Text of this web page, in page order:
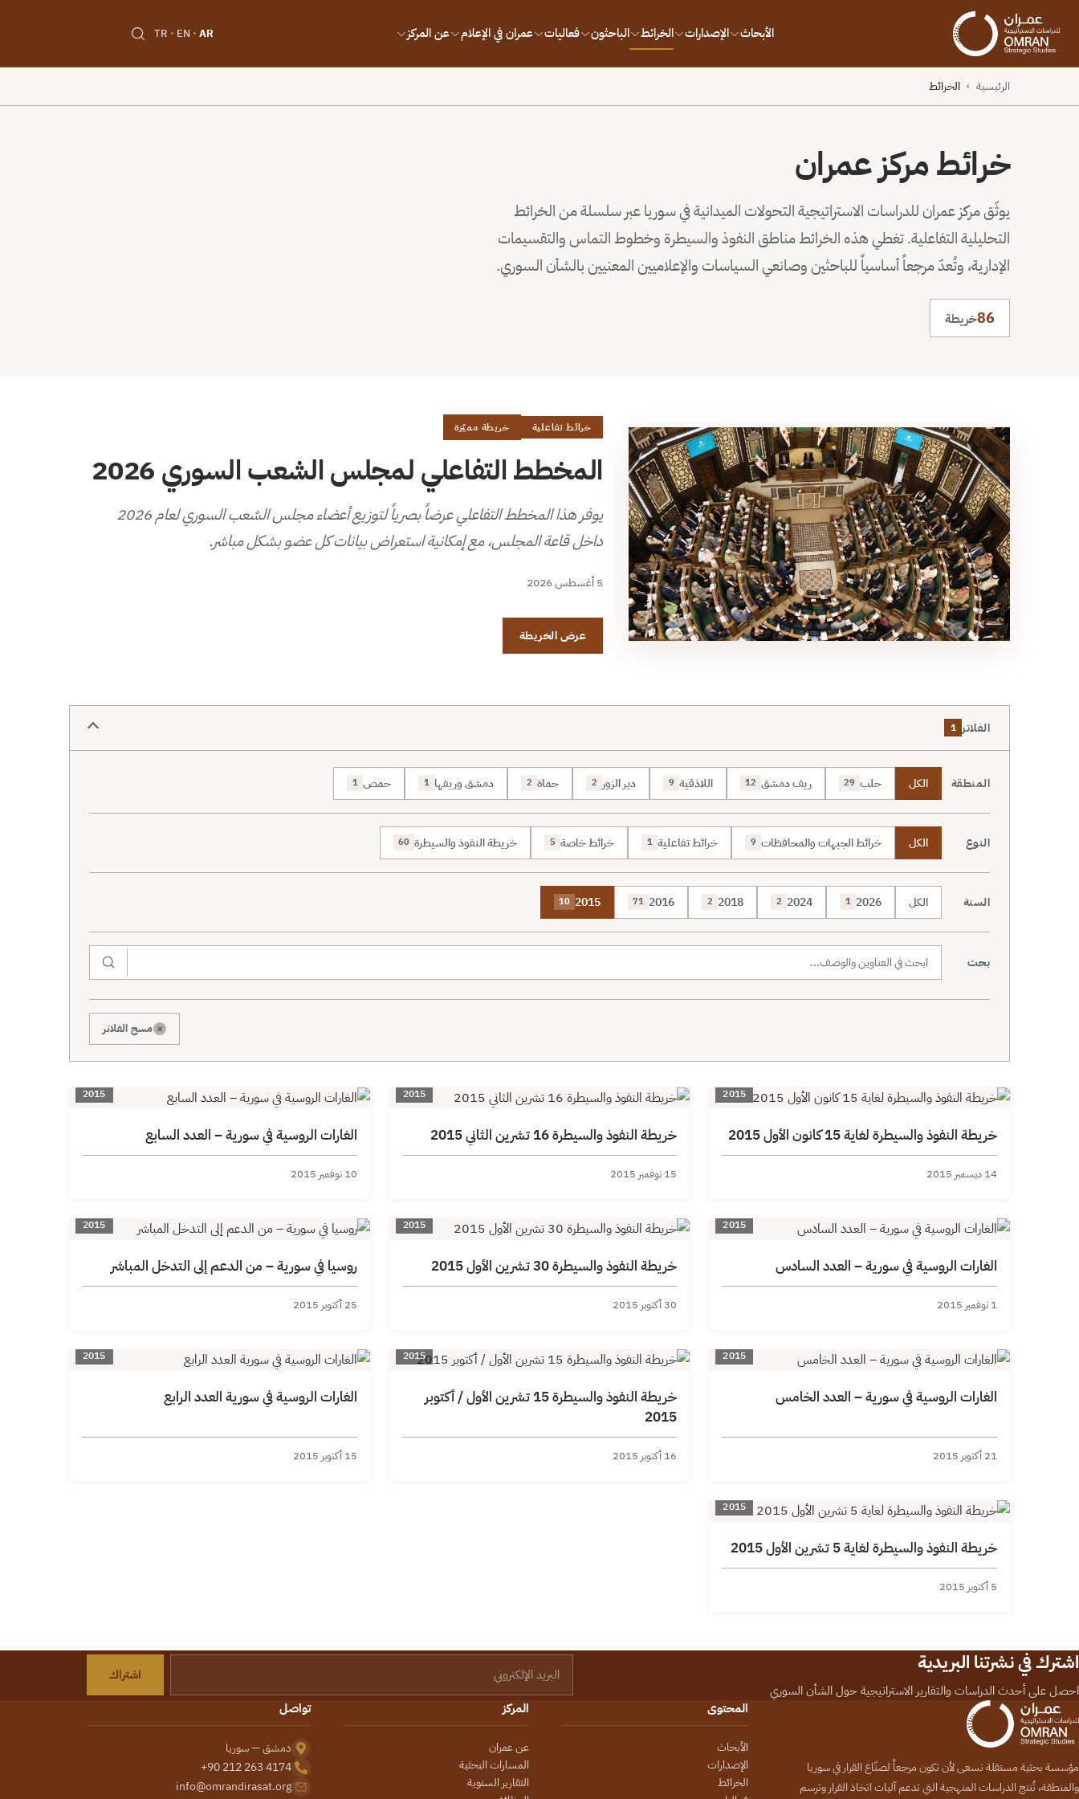
الأبحاث الإصدارات الخرائط الباحثون فعاليات عمران في الإعلام عن المركز AR
EN
TR
الرئيسية › الخرائط
خرائط مركز عمران
يوثّق مركز عمران للدراسات الاستراتيجية التحولات الميدانية في سوريا عبر سلسلة من الخرائط
التحليلية التفاعلية. تغطي هذه الخرائط مناطق النفوذ والسيطرة وخطوط التماس والتقسيمات
الإدارية، وتُعدّ مرجعاً أساسياً للباحثين وصانعي السياسات والإعلاميين المعنيين بالشأن السوري.
86خريطة
خرائط تفاعلية خريطة مميّزة
المخطط التفاعلي لمجلس الشعب السوري 2026
يوفر هذا المخطط التفاعلي عرضاً بصرياً لتوزيع أعضاء مجلس الشعب السوري لعام 2026
داخل قاعة المجلس، مع إمكانية استعراض بيانات كل عضو بشكل مباشر.
5 أغسطس 2026
عرض الخريطة
الفلاتر 1
المنطقة الكل حلب 29 ريف دمشق 12 اللاذقية 9 دير الزور 2 حماة 2 دمشق وريفها 1 حمص 1
النوع الكل خرائط الجبهات والمحافظات 9 خرائط تفاعلية 1 خرائط خاصة 5 خريطة النفوذ والسيطرة 60
السنة الكل 2026
1
2024
2
2018
2
2016
71
2015
10
بحث
× مسح الفلاتر
2015
خريطة النفوذ والسيطرة لغاية 15 كانون الأول 2015
14 ديسمبر 2015
2015
خريطة النفوذ والسيطرة 16 تشرين الثاني 2015
15 نوفمبر 2015
2015
الغارات الروسية في سورية – العدد السابع
10 نوفمبر 2015
2015
الغارات الروسية في سورية – العدد السادس
1 نوفمبر 2015
2015
خريطة النفوذ والسيطرة 30 تشرين الأول 2015
30 أكتوبر 2015
2015
روسيا في سورية – من الدعم إلى التدخل المباشر
25 أكتوبر 2015
2015
الغارات الروسية في سورية – العدد الخامس
21 أكتوبر 2015
2015
خريطة النفوذ والسيطرة 15 تشرين الأول / أكتوبر
2015
16 أكتوبر 2015
2015
الغارات الروسية في سورية العدد الرابع
15 أكتوبر 2015
2015
خريطة النفوذ والسيطرة لغاية 5 تشرين الأول 2015
5 أكتوبر 2015
اشترك في نشرتنا البريدية
احصل على أحدث الدراسات والتقارير الاستراتيجية حول الشأن السوري
اشتراك
مؤسسة بحثية مستقلة تسعى لأن تكون مرجعاً لصنّاع القرار في سوريا
والمنطقة، تُنتج الدراسات المنهجية التي تدعم آليات اتخاذ القرار وترسم
المحتوى
الأبحاث
الإصدارات
الخرائط
المركز
عن عمران
المسارات البحثية
التقارير السنوية
تواصل
دمشق — سوريا
+90 212 263 4174
info@omrandirasat.org